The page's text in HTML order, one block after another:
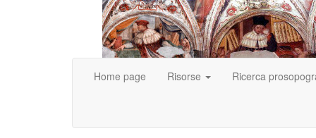
Home page Risorse Ricerca